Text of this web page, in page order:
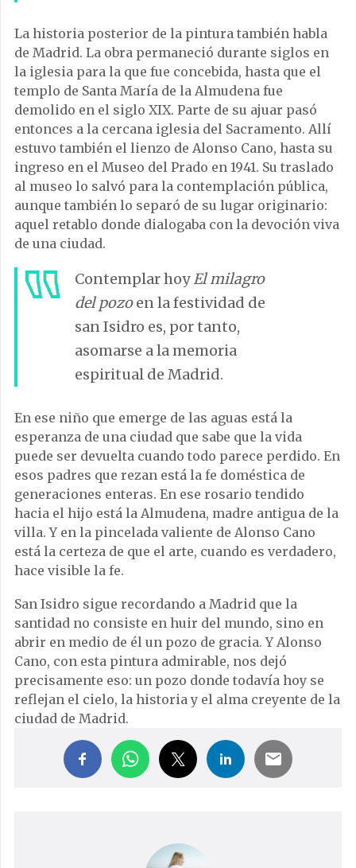
La historia posterior de la pintura también habla
de Madrid. La obra permaneció durante siglos en
la iglesia para la que fue concebida, hasta que el
templo de Santa María de la Almudena fue
demolido en el siglo XIX. Parte de su ajuar pasó
entonces a la cercana iglesia del Sacramento. Allí
estuvo también el lienzo de Alonso Cano, hasta su
ingreso en el Museo del Prado en 1941. Su traslado
al museo lo salvó para la contemplación pública,
aunque también lo separó de su lugar originario:
aquel retablo donde dialogaba con la devoción viva
de una ciudad.
Contemplar hoyEl milagro
del pozoen la festividad de
san Isidro es, por tanto,
asomarse a la memoria
espiritual de Madrid.
En ese niño que emerge de las aguas está la
esperanza de una ciudad que sabe que la vida
puede ser devuelta cuando todo parece perdido. En
esos padres que rezan está la fe doméstica de
generaciones enteras. En ese rosario tendido
hacia el hijo está la Almudena, madre antigua de la
villa. Y en la pincelada valiente de Alonso Cano
está la certeza de que el arte, cuando es verdadero,
hace visible la fe.
San Isidro sigue recordando a Madrid que la
santidad no consiste en huir del mundo, sino en
abrir en medio de él un pozo de gracia. Y Alonso
Cano, con esta pintura admirable, nos dejó
precisamente eso: un pozo donde todavía hoy se
reflejan el cielo, la historia y el alma creyente de la
ciudad de Madrid.